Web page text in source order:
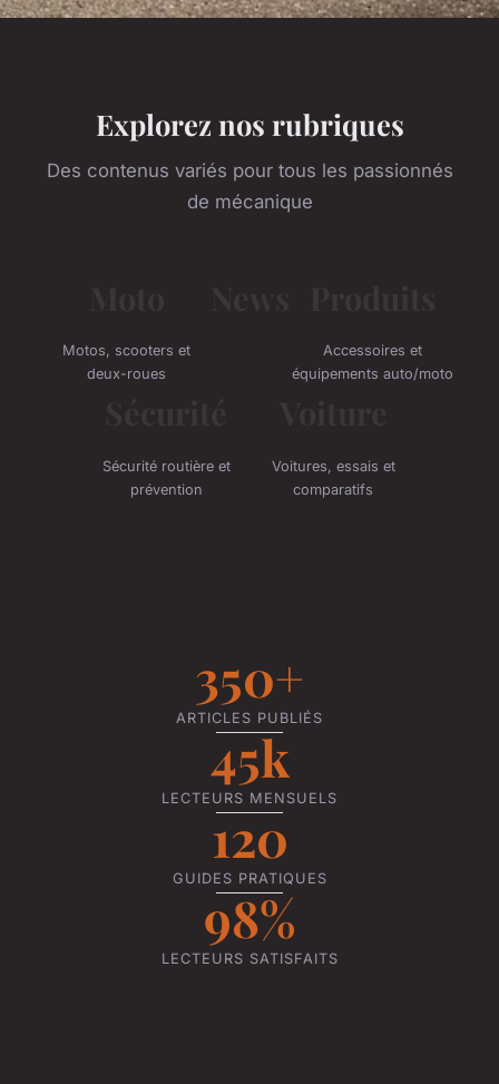
Explorez nos rubriques
Des contenus variés pour tous les passionnés
de mécanique
Motos, scooters et
deux-roues
Accessoires et
équipements auto/moto
Sécurité routière et
prévention
Voitures, essais et
comparatifs
350+
ARTICLES PUBLIÉS
45k
LECTEURS MENSUELS
120
GUIDES PRATIQUES
98%
LECTEURS SATISFAITS